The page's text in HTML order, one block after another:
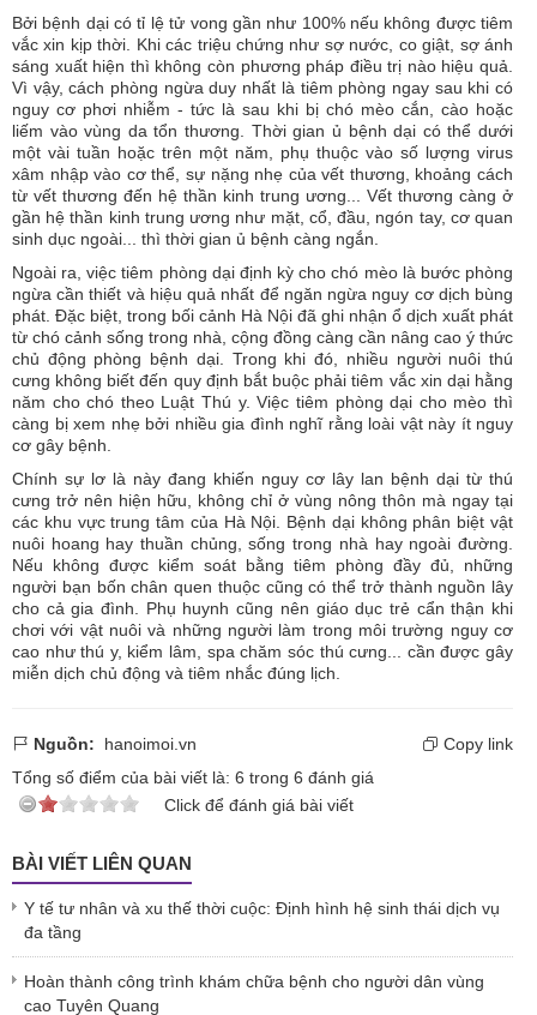
Bởi bệnh dại có tỉ lệ tử vong gần như 100% nếu không được tiêm
vắc xin kịp thời. Khi các triệu chứng như sợ nước, co giật, sợ ánh
sáng xuất hiện thì không còn phương pháp điều trị nào hiệu quả.
Vì vậy, cách phòng ngừa duy nhất là tiêm phòng ngay sau khi có
nguy cơ phơi nhiễm - tức là sau khi bị chó mèo cắn, cào hoặc
liếm vào vùng da tổn thương. Thời gian ủ bệnh dại có thể dưới
một vài tuần hoặc trên một năm, phụ thuộc vào số lượng virus
xâm nhập vào cơ thể, sự nặng nhẹ của vết thương, khoảng cách
từ vết thương đến hệ thần kinh trung ương... Vết thương càng ở
gần hệ thần kinh trung ương như mặt, cổ, đầu, ngón tay, cơ quan
sinh dục ngoài... thì thời gian ủ bệnh càng ngắn.
Ngoài ra, việc tiêm phòng dại định kỳ cho chó mèo là bước phòng
ngừa cần thiết và hiệu quả nhất để ngăn ngừa nguy cơ dịch bùng
phát. Đặc biệt, trong bối cảnh Hà Nội đã ghi nhận ổ dịch xuất phát
từ chó cảnh sống trong nhà, cộng đồng càng cần nâng cao ý thức
chủ động phòng bệnh dại. Trong khi đó, nhiều người nuôi thú
cưng không biết đến quy định bắt buộc phải tiêm vắc xin dại hằng
năm cho chó theo Luật Thú y. Việc tiêm phòng dại cho mèo thì
càng bị xem nhẹ bởi nhiều gia đình nghĩ rằng loài vật này ít nguy
cơ gây bệnh.
Chính sự lơ là này đang khiến nguy cơ lây lan bệnh dại từ thú
cưng trở nên hiện hữu, không chỉ ở vùng nông thôn mà ngay tại
các khu vực trung tâm của Hà Nội. Bệnh dại không phân biệt vật
nuôi hoang hay thuần chủng, sống trong nhà hay ngoài đường.
Nếu không được kiểm soát bằng tiêm phòng đầy đủ, những
người bạn bốn chân quen thuộc cũng có thể trở thành nguồn lây
cho cả gia đình. Phụ huynh cũng nên giáo dục trẻ cẩn thận khi
chơi với vật nuôi và những người làm trong môi trường nguy cơ
cao như thú y, kiểm lâm, spa chăm sóc thú cưng... cần được gây
miễn dịch chủ động và tiêm nhắc đúng lịch.
Nguồn: hanoimoi.vn
Copy link
Tổng số điểm của bài viết là: 6 trong 6 đánh giá
Click để đánh giá bài viết
BÀI VIẾT LIÊN QUAN
Y tế tư nhân và xu thế thời cuộc: Định hình hệ sinh thái dịch vụ
đa tầng
Hoàn thành công trình khám chữa bệnh cho người dân vùng
cao Tuyên Quang